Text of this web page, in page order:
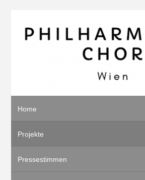
Home
Projekte
Pressestimmen